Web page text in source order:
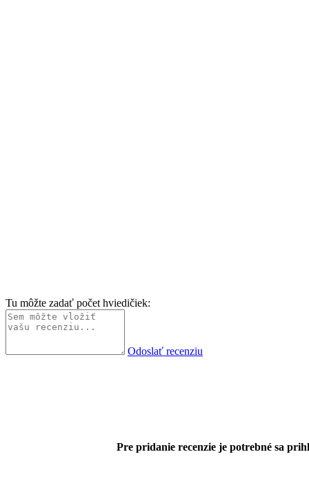
Tu môžte zadať počet hviedičiek:
Odoslať recenziu
Pre pridanie recenzie je potrebné sa